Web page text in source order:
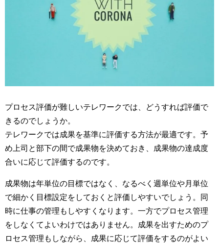
プロセス評価が難しいテレワークでは、どうすれば評価で
きるのでしょうか。
テレワークでは成果を基準に評価する方法が最適です。予
め上司と部下の間で成果物を決めておき、成果物の達成度
合いに応じて評価するのです。
成果物は年単位の目標ではなく、なるべく週単位や月単位
で細かく目標設定をしておくと評価しやすいでしょう。同
時に仕事の管理もしやすくなります。一方でプロセス管理
をしなくてよいわけではありません。成果を出すためのプ
ロセス管理もしながら、成果に応じて評価をするのがよい